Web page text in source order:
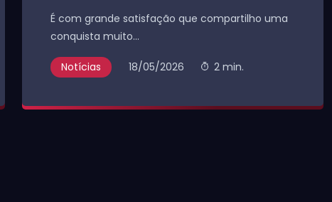
É com grande satisfação que compartilho uma
conquista muito...
Notícias 18/05/2026 2 min.